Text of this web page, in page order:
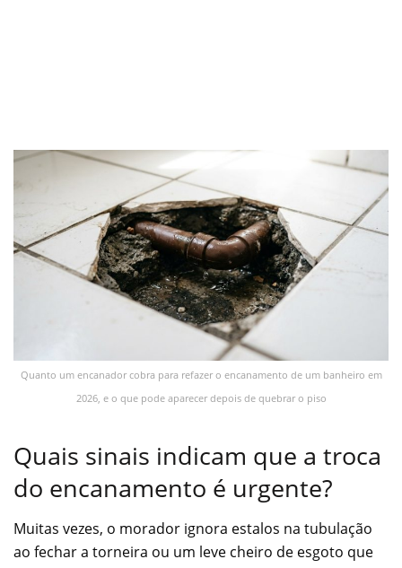
Quanto um encanador cobra para refazer o encanamento de um banheiro em
2026, e o que pode aparecer depois de quebrar o piso
Quais sinais indicam que a troca
do encanamento é urgente?
Muitas vezes, o morador ignora estalos na tubulação
ao fechar a torneira ou um leve cheiro de esgoto que